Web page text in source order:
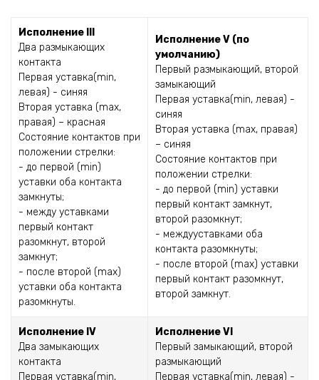
Исполнение III
Два размыкающих
контакта
Первая уставка(min,
левая) - синяя
Вторая уставка (max,
правая) – красная
Состояние контактов при
положении стрелки:
- до первой (min)
уставки оба контакта
замкнуты;
- между уставками
первый контакт
разомкнут, второй
замкнут;
- после второй (max)
уставки оба контакта
разомкнуты.
Исполнение V (по
умолчанию)
Первый размыкающий, второй
замыкающий
Первая уставка(min, левая) -
синяя
Вторая уставка (max, правая)
– синяя
Состояние контактов при
положении стрелки:
- до первой (min) уставки
первый контакт замкнут,
второй разомкнут;
- междууставками оба
контакта разомкнуты;
- после второй (max) уставки
первый контакт разомкнут,
второй замкнут.
Исполнение IV
Два замыкающих
контакта
Первая уставка(min,
Исполнение VI
Первый замыкающий, второй
размыкающий
Первая уставка(min, левая) -